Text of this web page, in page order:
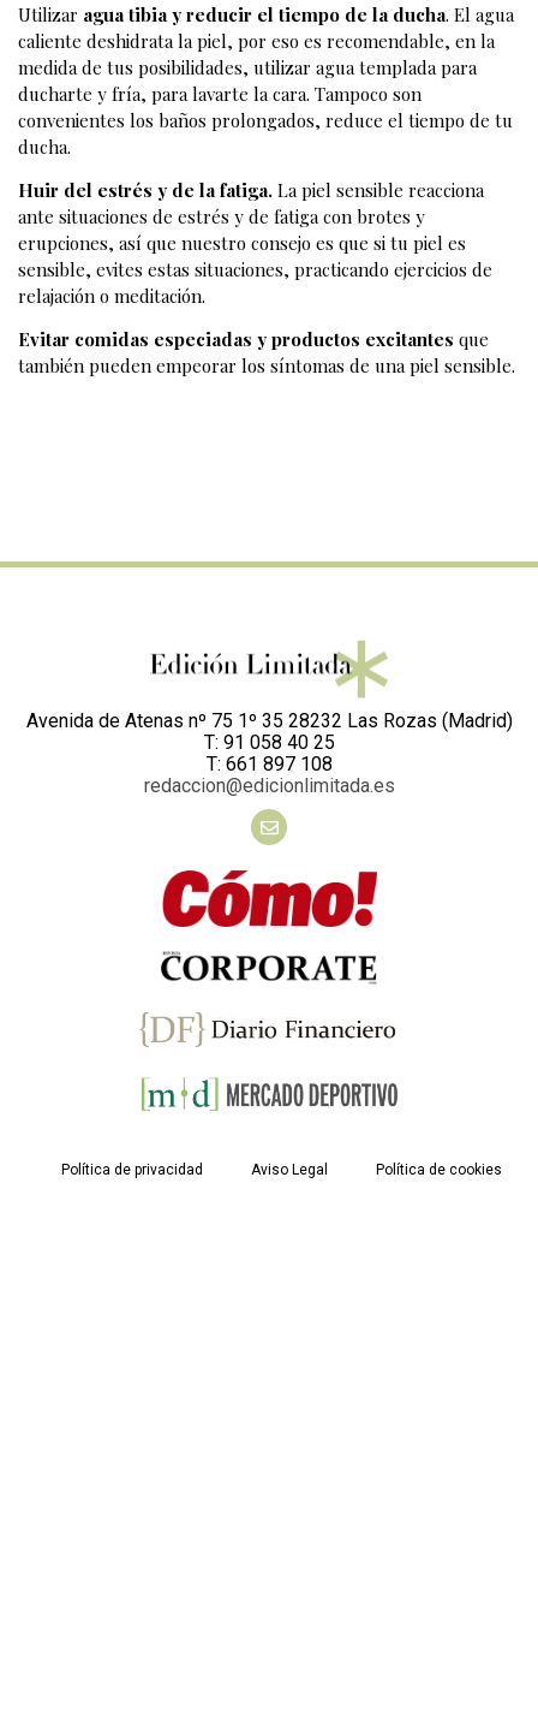
Utilizar agua tibia y reducir el tiempo de la ducha. El agua
caliente deshidrata la piel, por eso es recomendable, en la
medida de tus posibilidades, utilizar agua templada para
ducharte y fría, para lavarte la cara. Tampoco son
convenientes los baños prolongados, reduce el tiempo de tu
ducha.
Huir del estrés y de la fatiga. La piel sensible reacciona
ante situaciones de estrés y de fatiga con brotes y
erupciones, así que nuestro consejo es que si tu piel es
sensible, evites estas situaciones, practicando ejercicios de
relajación o meditación.
Evitar comidas especiadas y productos excitantes que
también pueden empeorar los síntomas de una piel sensible.
Avenida de Atenas nº 75 1º 35 28232 Las Rozas (Madrid)
T: 91 058 40 25
T: 661 897 108
redaccion@edicionlimitada.es
Política de privacidad Aviso Legal Política de cookies